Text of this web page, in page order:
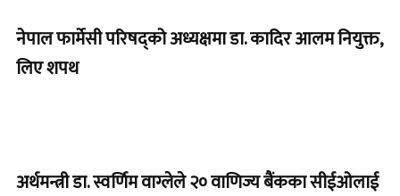
नेपाल फार्मेसी परिषद्को अध्यक्षमा डा. कादिर आलम नियुक्त,
लिए शपथ
अर्थमन्त्री डा. स्वर्णिम वाग्लेले २० वाणिज्य बैंकका सीईओलाई